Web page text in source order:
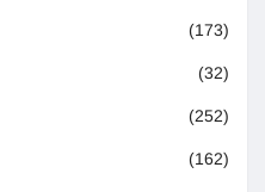
(173)
(32)
(252)
(162)